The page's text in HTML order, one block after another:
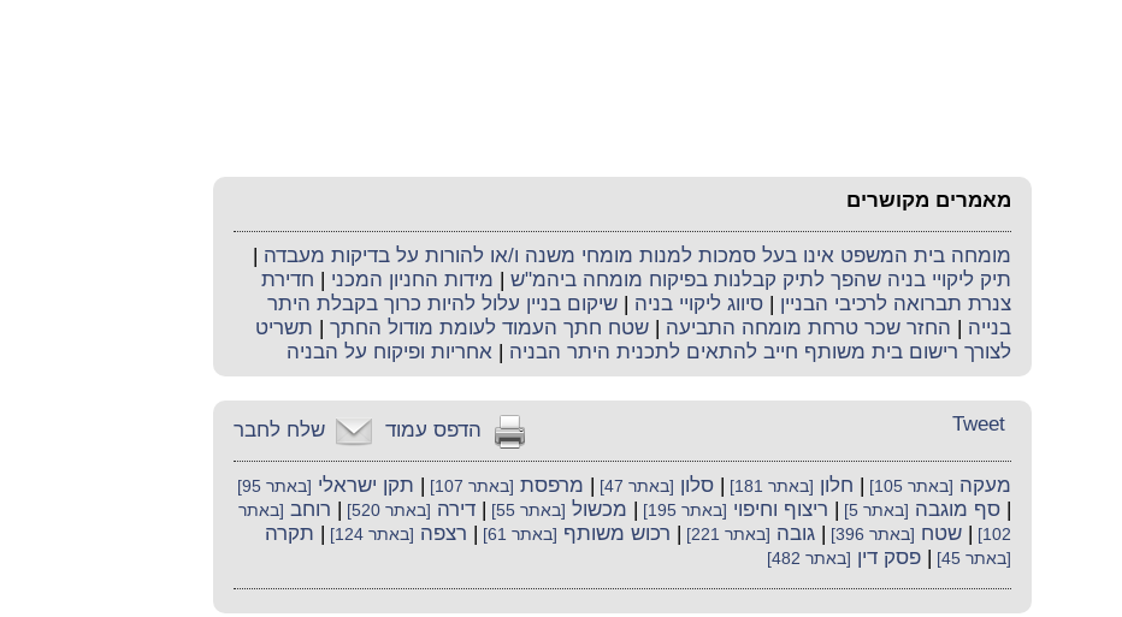
מאמרים מקושרים
מומחה בית המשפט אינו בעל סמכות למנות מומחי משנה ו/או להורות על בדיקות מעבדה |
תיק ליקויי בניה שהפך לתיק קבלנות בפיקוח מומחה ביהמ"ש | מידות החניון המכני | חדירת
צנרת תברואה לרכיבי הבניין | סיווג ליקויי בניה | שיקום בניין עלול להיות כרוך בקבלת היתר
בנייה | החזר שכר טרחת מומחה התביעה | שטח חתך העמוד לעומת מודול החתך | תשריט
לצורך רישום בית משותף חייב להתאים לתכנית היתר הבניה | אחריות ופיקוח על הבניה
שלח לחבר הדפס עמוד Tweet
מעקה [באתר 105] | חלון [באתר 181] | סלון [באתר 47] | מרפסת [באתר 107] | תקן ישראלי [באתר 95]
| סף מוגבה [באתר 5] | ריצוף וחיפוי [באתר 195] | מכשול [באתר 55] | דירה [באתר 520] | רוחב [באתר
102]
| שטח [באתר 396] | גובה [באתר 221] | רכוש משותף [באתר 61] | רצפה [באתר 124] | תקרה
[באתר 45] | פסק דין [באתר 482]